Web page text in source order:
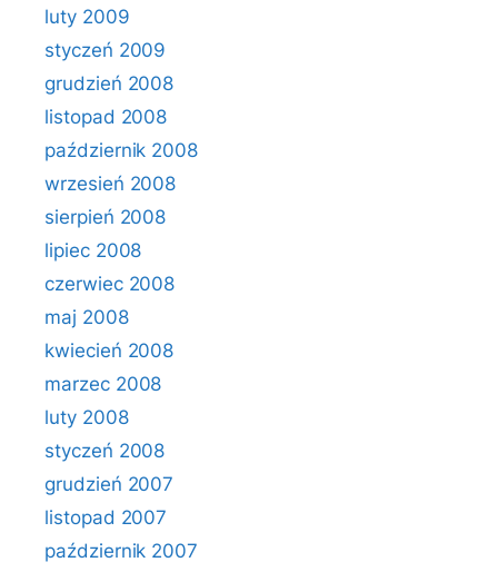
luty 2009
styczeń 2009
grudzień 2008
listopad 2008
październik 2008
wrzesień 2008
sierpień 2008
lipiec 2008
czerwiec 2008
maj 2008
kwiecień 2008
marzec 2008
luty 2008
styczeń 2008
grudzień 2007
listopad 2007
październik 2007